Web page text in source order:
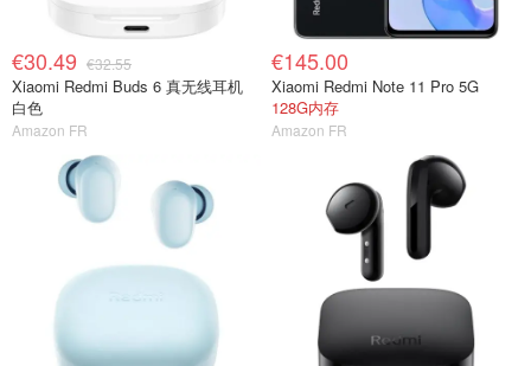
€30.49 €32.55
Xiaomi Redmi Buds 6 真无线耳机
白色
Amazon FR
€145.00
Xiaomi Redmi Note 11 Pro 5G
128G内存
Amazon FR